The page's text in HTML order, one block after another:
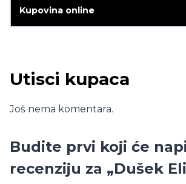
Kupovina online
Utisci kupaca
Još nema komentara.
Budite prvi koji će
recenziju za „Dušek